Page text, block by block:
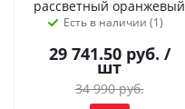
рассветный оранжевый
Есть в наличии (1)
29 741.50руб. /
шт
34 990руб.